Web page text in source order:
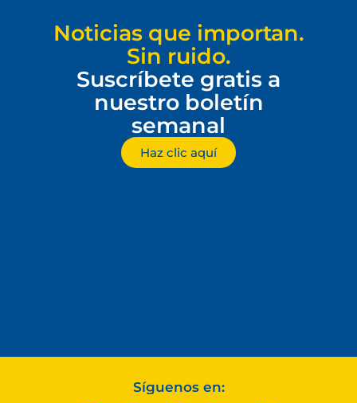
Noticias que importan.
Sin ruido.
Suscríbete gratis a
nuestro boletín
semanal
Haz clic aquí
Síguenos en: